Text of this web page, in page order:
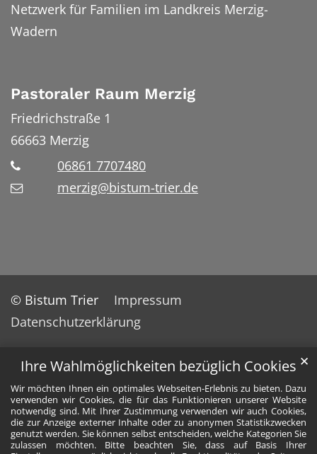
Ihre Wahlmöglichkeiten bezüglich Cookies
Wir möchten Ihnen ein optimales Webseiten-Erlebnis zu bieten. Dazu
verwenden wir Cookies, die für das Funktionieren unserer Website
notwendig sind. Mit Ihrer Zustimmung verwenden wir auch Cookies,
die zur Anzeige externer Inhalte oder zu anonymen Statistikzwecken
genutzt werden. Sie können selbst entscheiden, welche Kategorien Sie
zulassen möchten. Bitte beachten Sie, dass auf Basis Ihrer
✕
Netzwerk für Familien im Landkreis Merzig-
Wadern
Pastoraler Raum Merzig
Friedrichstraße 1
66663 Merzig
06861 7707480
merzig@bistum-trier.de
© Bistum Trier
Impressum
Datenschutzerklärung